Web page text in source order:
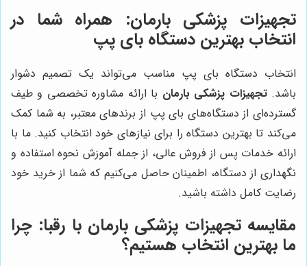
تجهیزات پزشکی بارمان: همراه شما در
انتخاب بهترین دستگاه بای پپ
انتخاب دستگاه بای پپ مناسب می‌تواند یک تصمیم دشوار
باشد.تجهیزات پزشکی بارمان با ارائه مشاوره تخصصی و طیف
گسترده‌ای از دستگاه‌های بای پپ از برندهای معتبر، به شما کمک
می‌کند تا بهترین دستگاه را برای نیازهای خود انتخاب کنید. ما با
ارائه خدمات پس از فروش عالی، از جمله آموزش نحوه استفاده و
نگهداری از دستگاه، اطمینان حاصل می‌کنیم که شما از خرید خود
رضایت کامل داشته باشید.
مقایسهتجهیزات پزشکی بارمان با رقبا: چرا
ما بهترین انتخاب هستیم؟